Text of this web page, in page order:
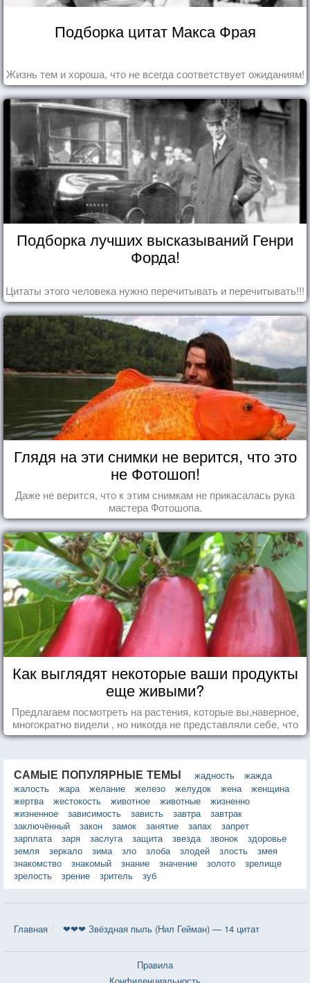
Подборка цитат Макса Фрая
Жизнь тем и хороша, что не всегда соответствует ожиданиям!
Подборка лучших высказываний Генри
Форда!
Цитаты этого человека нужно перечитывать и перечитывать!!!
Глядя на эти снимки не верится, что это
не Фотошоп!
Даже не верится, что к этим снимкам не прикасалась рука
мастера Фотошопа.
Как выглядят некоторые ваши продукты
еще живыми?
Предлагаем посмотреть на растения, которые вы,наверное,
многократно видели , но никогда не представляли себе, что
употребляете их в пищу.
САМЫЕ ПОПУЛЯРНЫЕ ТЕМЫ жадность
жажда
жалость
жара желание железо желудок жена
женщина
жертва
жестокость животное животные
жизненно
жизненное
зависимость зависть завтра
завтрак
заключённый
закон замок занятие запах
запрет
зарплата
заря заслуга защита звезда звонок
здоровье
земля
зеркало зима зло злоба злодей злость
змея
знакомство
знакомый знание значение золото
зрелище
зрелость
зрение зритель зуб
Главная ❤❤❤ Звёздная пыль (Нил Гейман) — 14 цитат
Правила